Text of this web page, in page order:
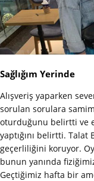
Sağlığım Yerinde
Alışveriş yaparken
sorulan sorulara
oturduğunu belirtti ve
yaptığını belirtti.
geçerliliğini koruyor.
bunun yanında
Geçtiğimiz hafta bir